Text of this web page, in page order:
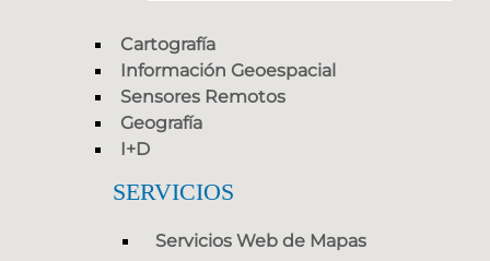
Cartografía
Información Geoespacial
Sensores Remotos
Geografía
I+D
SERVICIOS
Servicios Web de Mapas